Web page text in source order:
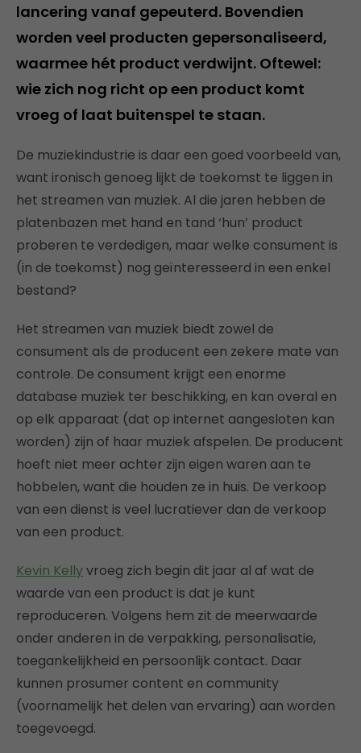
lancering vanaf gepeuterd. Bovendien
worden veel producten gepersonaliseerd,
waarmee hét product verdwijnt. Oftewel:
wie zich nog richt op een product komt
vroeg of laat buitenspel te staan.
De muziekindustrie is daar een goed voorbeeld van,
want ironisch genoeg lijkt de toekomst te liggen in
het streamen van muziek. Al die jaren hebben de
platenbazen met hand en tand ‘hun’ product
proberen te verdedigen, maar welke consument is
(in de toekomst) nog geïnteresseerd in een enkel
bestand?
Het streamen van muziek biedt zowel de
consument als de producent een zekere mate van
controle. De consument krijgt een enorme
database muziek ter beschikking, en kan overal en
op elk apparaat (dat op internet aangesloten kan
worden) zijn of haar muziek afspelen. De producent
hoeft niet meer achter zijn eigen waren aan te
hobbelen, want die houden ze in huis. De verkoop
van een dienst is veel lucratiever dan de verkoop
van een product.
Kevin Kellyvroeg zich begin dit jaar al af wat de
waarde van een product is dat je kunt
reproduceren. Volgens hem zit de meerwaarde
onder anderen in de verpakking, personalisatie,
toegankelijkheid en persoonlijk contact. Daar
kunnen prosumer content en community
(voornamelijk het delen van ervaring) aan worden
toegevoegd.